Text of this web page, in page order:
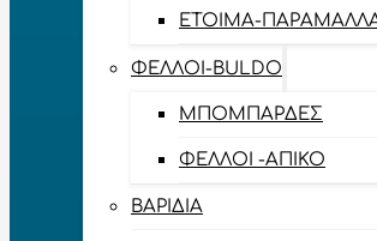
ΈΤΟΙΜΑ-
ΦΕΛΛΟΊ-BULDO
ΜΠΟΜΠΆΡΔΕΣ
ΦΕΛΛΟΊ -ΑΠΊΚΟ
ΒΑΡΊΔΙΑ